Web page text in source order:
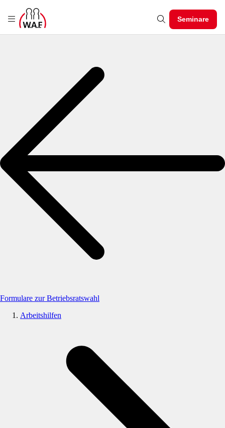
Seminare
Formulare zur Betriebsratswahl
Arbeitshilfen